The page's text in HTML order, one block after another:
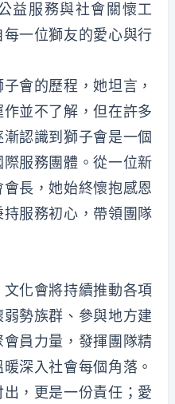
益服務與社會關懷工
一位獅友的愛心與行
會的歷程，她坦言，
並不了解，但在許多
認識到獅子會是一個
服務團體。從一位新
長，她始終懷抱感恩
服務初心，帶領團隊
化會將持續推動各項
勢族群、參與地方建
員力量，發揮團隊精
深入社會每個角落。
，更是一份責任；愛